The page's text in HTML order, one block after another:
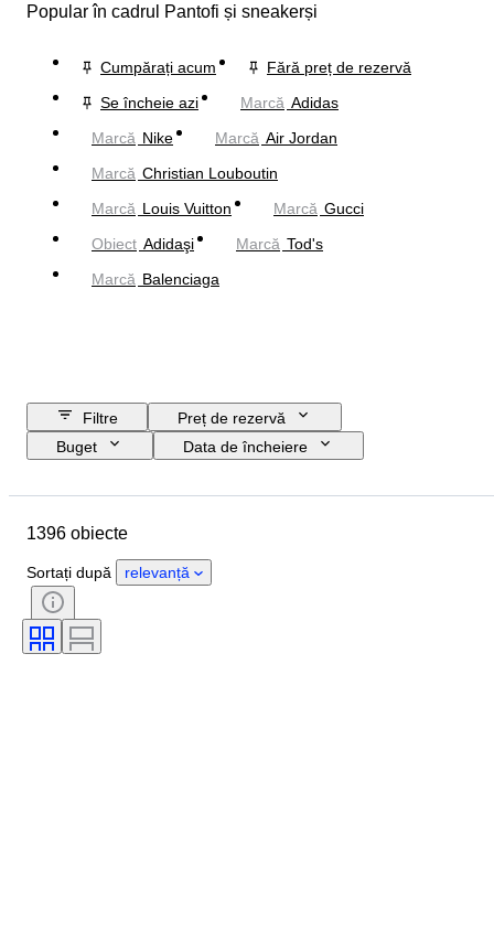
Popular în cadrul Pantofi și sneakerși
Cumpărați acum
Fără preț de rezervă
Se încheie azi
Marcă Adidas
Marcă Nike Marcă Air Jordan
Marcă Christian Louboutin
Marcă Louis Vuitton Marcă Gucci
Obiect Adidaşi Marcă Tod's
Marcă Balenciaga
Filtre
Preț de rezervă
Buget
Data de încheiere
Țara de Proveniență
Stare
Culoare
Eră
Accesorii Incluse
Model
1396 obiecte
Sortați după relevanță